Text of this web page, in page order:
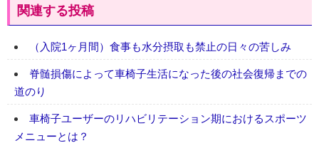
関連する投稿
（入院1ヶ月間）食事も水分摂取も禁止の日々の苦しみ
脊髄損傷によって車椅子生活になった後の社会復帰までの
道のり
車椅子ユーザーのリハビリテーション期におけるスポーツ
メニューとは？